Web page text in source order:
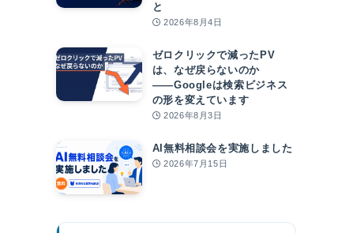
と
2026年8月4日
ゼロクリックで減ったPV
は、なぜ戻らないのか
――Googleは検索ビジネス
の形を変えています
2026年8月3日
AI無料相談会を実施しました
2026年7月15日